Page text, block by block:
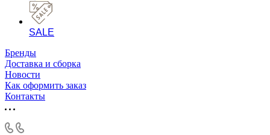
SALE
Бренды
Доставка и сборка
Новости
Как оформить заказ
Контакты